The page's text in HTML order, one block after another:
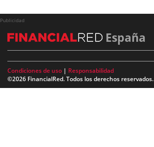
Publicidad
España
Condiciones de uso | Responsabilidad
©2026 FinancialRed. Todos los derechos reservados.